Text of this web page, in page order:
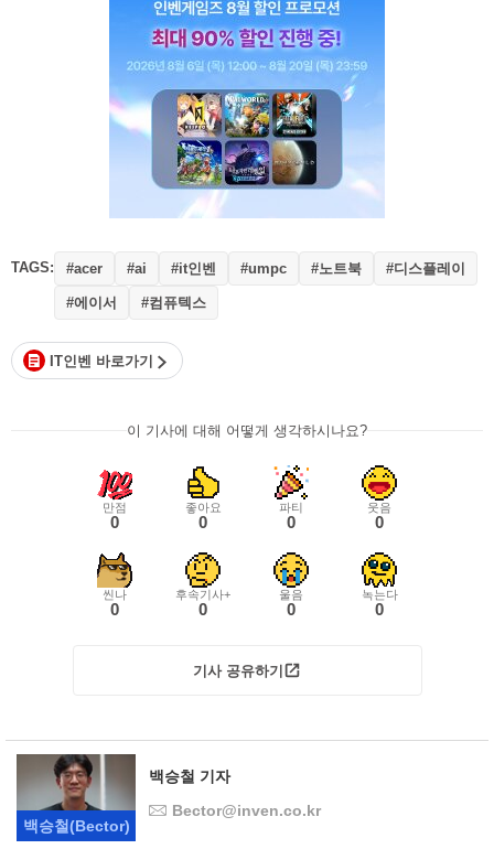
TAGS: #acer #ai #it인벤 #umpc #노트북 #디스플레이
#에이서 #컴퓨텍스
IT인벤 바로가기
이 기사에 대해 어떻게 생각하시나요?
만점
0
좋아요
0
파티
0
웃음
0
씬나
0
후속기사+
0
울음
0
녹는다
0
기사 공유하기
백승철(Bector)
백승철 기자
Bector@inven.co.kr